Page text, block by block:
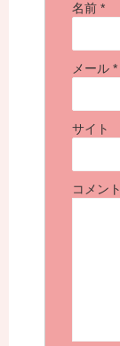
名前 *
メール *
サイト
コメント